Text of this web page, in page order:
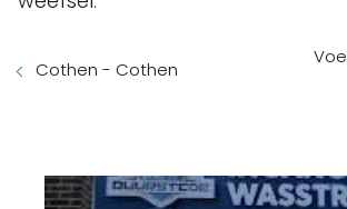
Cothen - Cothen